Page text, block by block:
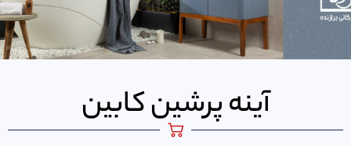
آینه پرشین کابین